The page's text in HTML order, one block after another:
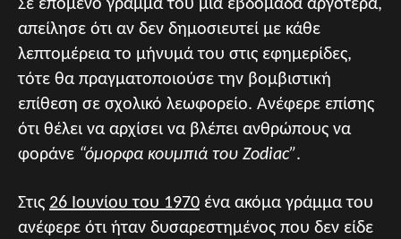
Σε επόμενο γράμμα του μια εβδομάδα αργότερα,
απείλησε ότι αν δεν δημοσιευτεί με κάθε
λεπτομέρεια το μήνυμά του στις εφημερίδες,
τότε θα πραγματοποιούσε την βομβιστική
επίθεση σε σχολικό λεωφορείο. Ανέφερε επίσης
ότι θέλει να αρχίσει να βλέπει ανθρώπους να
φοράνε “όμορφα κουμπιά του Zodiac”.
Στις 26 Ιουνίου του 1970 ένα ακόμα γράμμα του
ανέφερε ότι ήταν δυσαρεστημένος που δεν είδε